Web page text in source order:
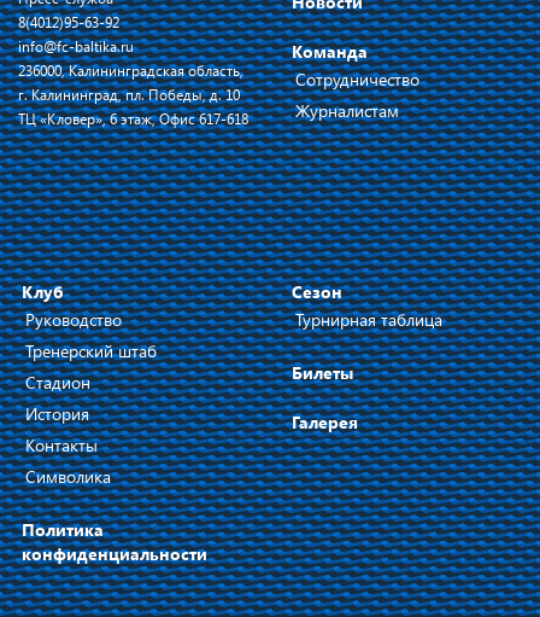
8(4012)95-63-92
info@fc-baltika.ru
236000, Калининградская область,
г. Калининград, пл. Победы, д. 10
ТЦ «Кловер», 6 этаж, Офис 617-618
Команда
Сотрудничество
Журналистам
Клуб
Руководство
Тренерский штаб
Стадион
История
Контакты
Символика
Политика
конфиденциальности
Сезон
Турнирная таблица
Билеты
Галерея